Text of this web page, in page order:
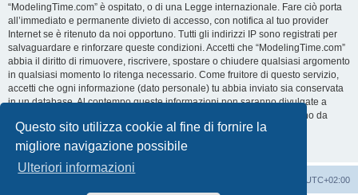
Questo sito utilizza cookie al fine di fornire la
migliore navigazione possibile
Ulteriori informazioni
“ModelingTime.com” è ospitato, o di una Legge internazionale. Fare ciò porta
all’immediato e permanente divieto di accesso, con notifica al tuo provider
Internet se è ritenuto da noi opportuno. Tutti gli indirizzi IP sono registrati per
salvaguardare e rinforzare queste condizioni. Accetti che “ModelingTime.com”
abbia il diritto di rimuovere, riscrivere, spostare o chiudere qualsiasi argomento
in qualsiasi momento lo ritenga necessario. Come fruitore di questo servizio,
accetti che ogni informazione (dato personale) tu abbia inviato sia conservata
in un database. Al contempo queste informazioni non saranno divulgate a
nessuno senza il tuo consenso, né “ModelingTime.com” o phpBB sono da
ritenersi responsabili per qualsiasi violazione al sistema che possa
compromettere queste informazioni.
UTC+02:00